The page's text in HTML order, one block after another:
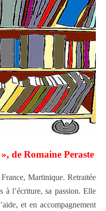
de Romaine Peraste
Martinique. Retraitée
à l’écriture, sa passion. Elle
et en accompagnement